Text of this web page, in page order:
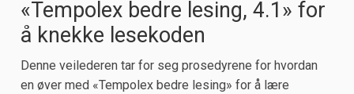
«Tempolex bedre lesing, 4.1» for
å knekke lesekoden
Denne veilederen tar for seg prosedyrene for hvordan
en øver med «Tempolex bedre lesing» for å lære